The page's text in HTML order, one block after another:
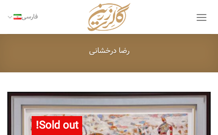
فارسی
رضا درخشانی
Sold out!